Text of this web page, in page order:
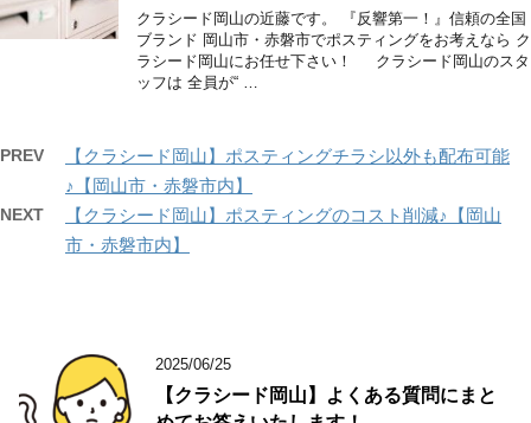
クラシード岡山の近藤です。 『反響第一！』信頼の全国
ブランド 岡山市・赤磐市でポスティングをお考えなら ク
ラシード岡山にお任せ下さい！ クラシード岡山のスタ
ッフは 全員が“ …
PREV
【クラシード岡山】ポスティングチラシ以外も配布可能
♪【岡山市・赤磐市内】
NEXT
【クラシード岡山】ポスティングのコスト削減♪【岡山
市・赤磐市内】
2025/06/25
【クラシード岡山】よくある質問にまと